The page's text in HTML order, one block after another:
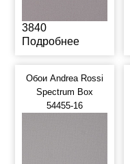
3840
Подробнее
Обои Andrea Rossi
Spectrum Box
54455-16